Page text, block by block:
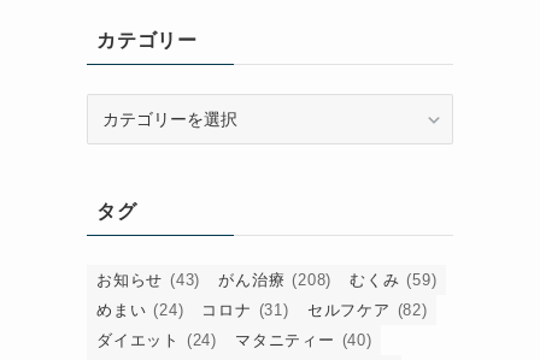
ブカテゴリー
ータグ
お知らせ (43) がん治療 (208) むくみ (59)
めまい (24) コロナ (31) セルフケア (82)
ダイエット
(24) マタニティー (40)